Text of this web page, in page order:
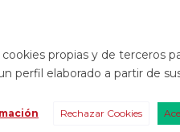
propias y de terceros
perfil elaborado a partir de
Rechazar Cookies